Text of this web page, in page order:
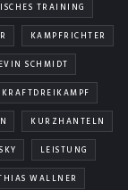
TRAINING
KAMPFRICHTER
SCHMIDT
KRAFTDREIKAMPF
KURZHANTELN
LEISTUNG
WALLNER